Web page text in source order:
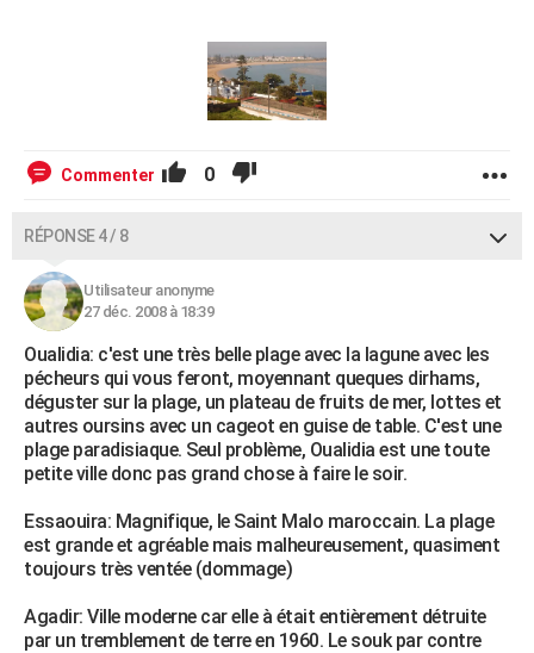
Commenter 0
RÉPONSE 4 / 8
Utilisateur anonyme
27 déc. 2008 à 18:39
Oualidia: c'est une très belle plage avec la lagune avec les
pécheurs qui vous feront, moyennant queques dirhams,
déguster sur la plage, un plateau de fruits de mer, lottes et
autres oursins avec un cageot en guise de table. C'est une
plage paradisiaque. Seul problème, Oualidia est une toute
petite ville donc pas grand chose à faire le soir.
Essaouira: Magnifique, le Saint Malo maroccain. La plage
est grande et agréable mais malheureusement, quasiment
toujours très ventée (dommage)
Agadir: Ville moderne car elle à était entièrement détruite
par un tremblement de terre en 1960. Le souk par contre